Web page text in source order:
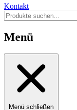
Kontakt
Menü
Menü schließen